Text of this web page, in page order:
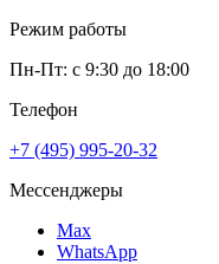
Режим работы
Пн-Пт: с 9:30 до 18:00
Телефон
+7 (495) 995-20-32
Мессенджеры
Max
WhatsApp